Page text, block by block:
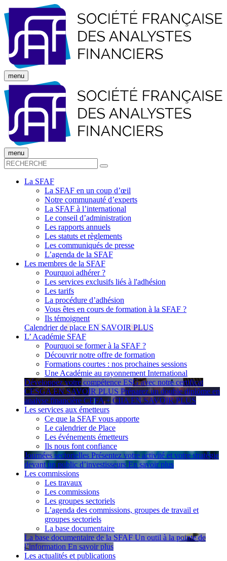
menu
menu
La SFAF
La SFAF en un coup d’œil
Notre communauté d’experts
La SFAF à l’international
Le conseil d’administration
Les rapports annuels
Les statuts et règlements
Les communiqués de presse
L’agenda de la SFAF
Les membres de la SFAF
Pourquoi adhérer ?
Les services exclusifs liés à l'adhésion
Les tarifs
La procédure d’adhésion
Vous êtes en cours de formation à la SFAF ?
Ils témoignent
Calendrier de place EN SAVOIR PLUS
L’ Académie SFAF
Pourquoi se former à la SFAF ?
Découvrir notre offre de formation
Formations courtes : nos prochaines sessions
Une Académie au rayonnement International
Développez votre compétence ESG avec notre certificat
CESGA EN SAVOIR PLUS Préparez un double diplôme en
analyse financière CEFA + CIIA EN SAVOIR PLUS
Les services aux émetteurs
Ce que la SFAF vous apporte
Le calendrier de Place
Les événements émetteurs
Ils nous font confiance
Journées sectorielles Présentez votre activité et votre stratégie
devant un public d’investisseurs En savoir plus
Les commissions
Les travaux
Les commissions
Les groupes sectoriels
L’agenda des commissions, groupes de travail et
groupes sectoriels
La base documentaire
La base documentaire de la SFAF Un outil à la pointe de
l’information En savoir plus
Les actualités et publications